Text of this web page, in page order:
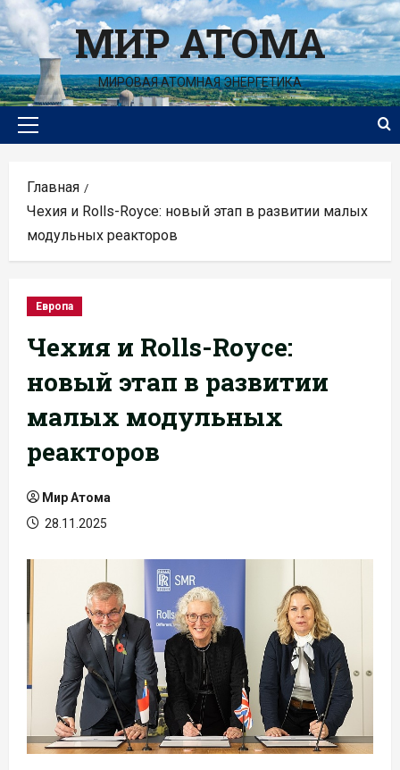
Перейти
к
содержимомуМИР АТОМА
МИРОВАЯ АТОМНАЯ ЭНЕРГЕТИКА
Основное
Главная
Чехия и Rolls-Royce: новый этап в развитии малых
модульных реакторов
Европа
Чехия и Rolls-Royce:
новый этап в развитии
малых модульных
реакторов
Мир Атома
28.11.2025